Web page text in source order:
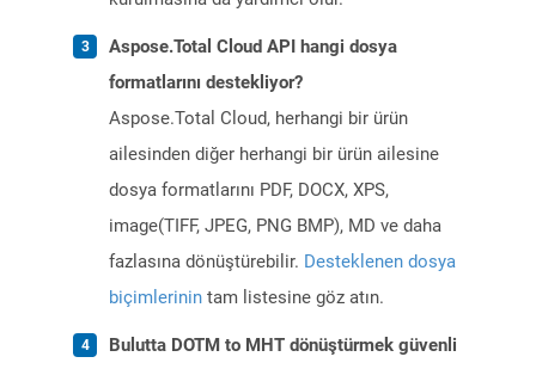
Aspose.Total Cloud API hangi dosya
formatlarını destekliyor?
Aspose.Total Cloud, herhangi bir ürün
ailesinden diğer herhangi bir ürün ailesine
dosya formatlarını PDF, DOCX, XPS,
image(TIFF, JPEG, PNG BMP), MD ve daha
fazlasına dönüştürebilir. Desteklenen dosya
biçimlerinin tam listesine göz atın.
Bulutta DOTM to MHT dönüştürmek güvenli